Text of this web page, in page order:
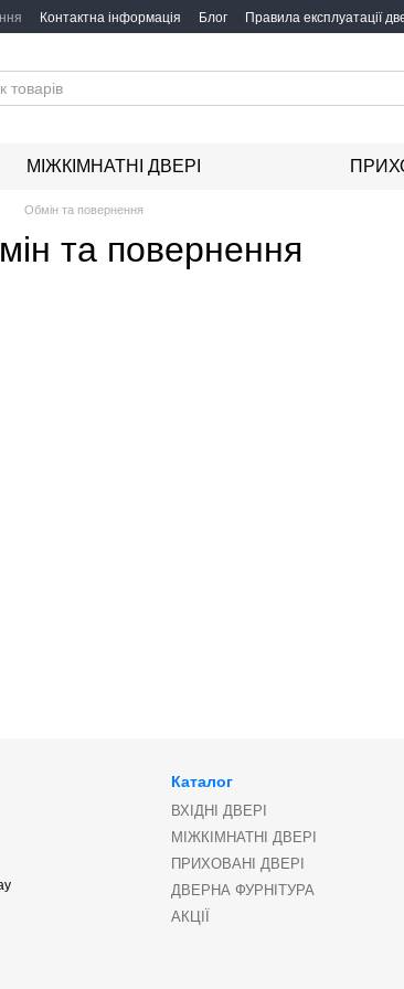
Контактна інформація Блог Правила експлуатації
МІЖКІМНАТНІ ДВЕРІ
Обмін та повернення
та повернення
Каталог
ВХІДНІ ДВЕРІ
МІЖКІМНАТНІ ДВЕРІ
ПРИХОВАНІ ДВЕРІ
ДВЕРНА ФУРНІТУРА
АКЦІЇ